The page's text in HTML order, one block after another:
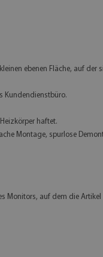
ebenen Fläche, auf der
Kundendienstbüro.
haftet.
Montage, spurlose
Monitors, auf dem die